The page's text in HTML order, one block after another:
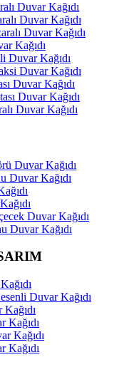
Duvar Kağıdı
Duvar Kağıdı
Duvar Kağıdı
Kağıdı
Duvar Kağıdı
Duvar Kağıdı
Duvar Kağıdı
Duvar Kağıdı
Duvar Kağıdı
Duvar Kağıdı
Duvar Kağıdı
Duvar Kağıdı
Duvar Kağıdı
Duvar Kağıdı
Kağıdı
Kağıdı
Kağıdı